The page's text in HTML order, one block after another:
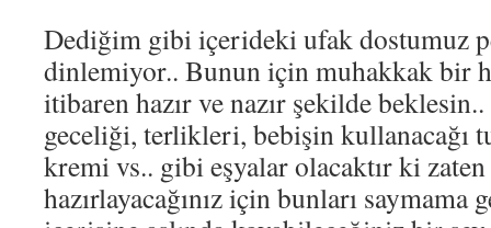
Dediğim gibi içerideki ufak dostumuz
dinlemiyor.. Bunun için muhakkak bir
itibaren hazır ve nazır şekilde
geceliği, terlikleri, bebişin kullanacağı
kremi vs.. gibi eşyalar olacaktır ki
hazırlayacağınız için bunları saymama